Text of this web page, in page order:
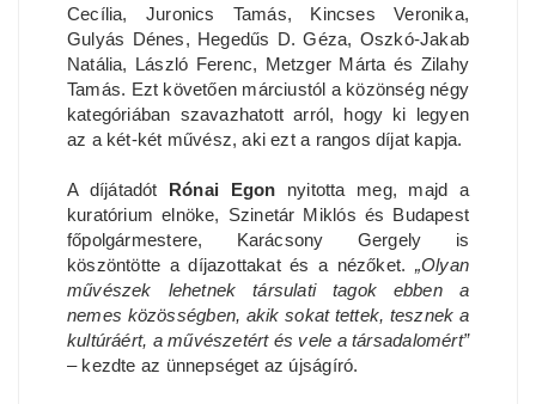
Cecília, Juronics Tamás, Kincses Veronika,
Gulyás Dénes, Hegedűs D. Géza, Oszkó-Jakab
Natália, László Ferenc, Metzger Márta és Zilahy
Tamás. Ezt követően márciustól a közönség négy
kategóriában szavazhatott arról, hogy ki legyen
az a két-két művész, aki ezt a rangos díjat kapja.
A díjátadót Rónai Egon nyitotta meg, majd a
kuratórium elnöke, Szinetár Miklós és Budapest
főpolgármestere, Karácsony Gergely is
köszöntötte a díjazottakat és a nézőket. „Olyan
művészek lehetnek társulati tagok ebben a
nemes közösségben, akik sokat tettek, tesznek a
kultúráért, a művészetért és vele a társadalomért”
– kezdte az ünnepséget az újságíró.